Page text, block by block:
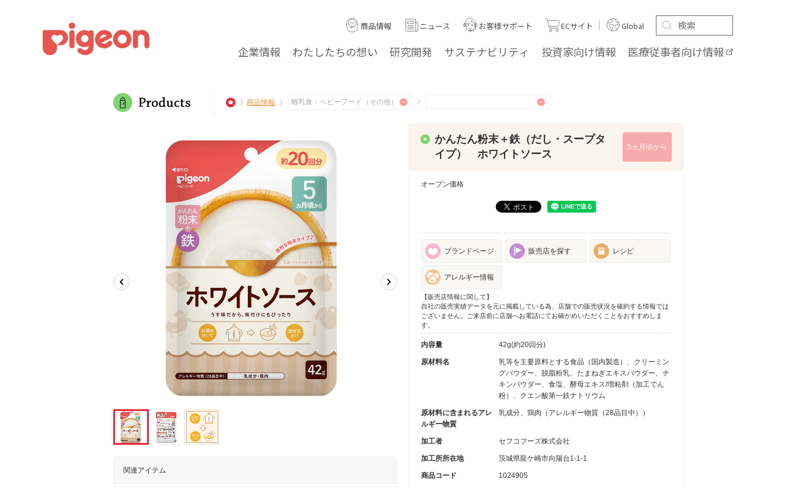
企業情報 わたしたちの想い 研究開発 サステナビリティ 投資家向け情報 医療従事者向け情報
商品情報 ニュース お客様サポート ECサイト Global
商品情報
関連アイテム
かんたん粉末＋鉄（だし・スープタ
イプ） ホワイトソース
5ヵ月頃から
オープン価格
ブランドページ 販売店を探す レシピ
アレルギー情報
【販売店情報に関して】
自社の販売実績データを元に掲載している為、店舗での販売状況を確約する情報では
ございません。ご来店前に店舗へお電話にてお確かめいただくことをおすすめしま
す。
内容量 42g(約20回分)
原材料名
乳等を主要原料とする食品（国内製造）、クリーミン
グパウダー、脱脂粉乳、たまねぎエキスパウダー、チ
キンパウダー、食塩、酵母エキス/増粘剤（加工でん
粉）、クエン酸第一鉄ナトリウム
原材料に含まれるアレ
ルギー物質
乳成分、鶏肉（アレルギー物質（28品目中））
加工者 セフコフーズ株式会社
加工所所在地 茨城県龍ケ崎市向陽台1-1-1
商品コード 1024905